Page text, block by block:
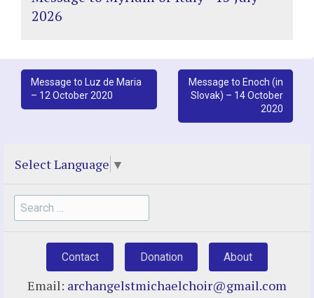
2026
Post
navigation
Message to Luz de Maria
– 12 October 2020
Message to Enoch (in
Slovak) – 14 October
2020
Select Language ▼
Search
for:
Contact Donation About
Email: archangelstmichaelchoir@gmail.com